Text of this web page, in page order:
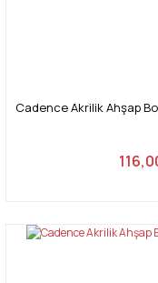
Cadence Akrilik Ahşap